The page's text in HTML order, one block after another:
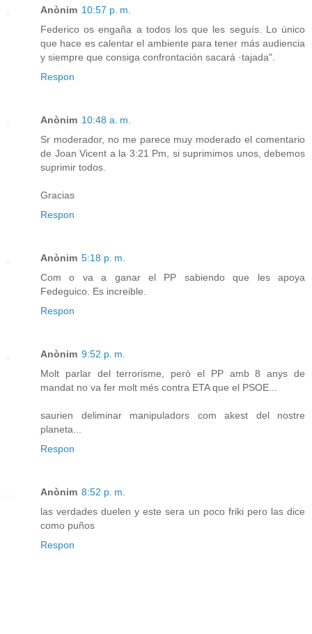
Anònim 10:57 p. m.
Federico os engaña a todos los que les seguís. Lo único
que hace es calentar el ambiente para tener más audiencia
y siempre que consiga confrontación sacará ·tajada".
Respon
Anònim 10:48 a. m.
Sr moderador, no me parece muy moderado el comentario
de Joan Vicent a la 3:21 Pm, si suprimimos unos, debemos
suprimir todos.
Gracias
Respon
Anònim 5:18 p. m.
Com o va a ganar el PP sabiendo que les apoya
Fedeguico. Es increible.
Respon
Anònim 9:52 p. m.
Molt parlar del terrorisme, però el PP amb 8 anys de
mandat no va fer molt més contra ETA que el PSOE...
saurien deliminar manipuladors com akest del nostre
planeta...
Respon
Anònim 8:52 p. m.
las verdades duelen y este sera un poco friki pero las dice
como puños
Respon